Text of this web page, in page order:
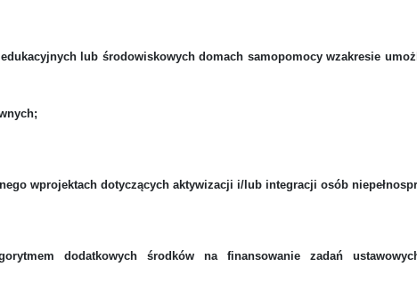
lub środowiskowych domach samopomocy wzakresie
wprojektach dotyczących aktywizacji i/lub integracji osób
dodatkowych środków na finansowanie zadań